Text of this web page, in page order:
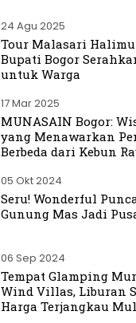
24 Agu 2025
Tour Malasari
Bupati Bogor
untuk Warga
17 Mar 2025
MUNASAIN Bogor:
yang Menawarkan
Berbeda dari Kebun
05 Okt 2024
Seru! Wonderful
Gunung Mas Jadi
06 Sep 2024
Tempat Glamping
Wind Villas, Liburan
Harga Terjangkau